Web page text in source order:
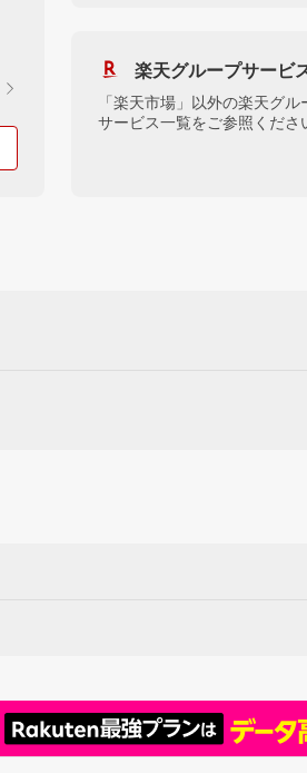
楽天グループサービ
「楽天市場」以外の楽天グ
サービス一覧をご参照くださ